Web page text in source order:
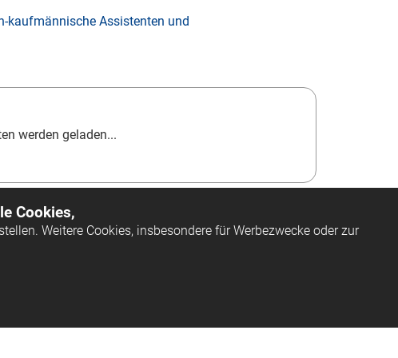
kaufmännische Assistenten und
werden geladen...
Cookies,
Weitere Cookies, insbesondere für Werbezwecke oder zur